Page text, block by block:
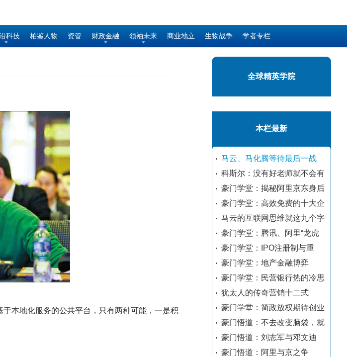
科技 柏鉴人物 资管 财政金融 领袖未来 商业地立 生物战争 学者专栏
本地化服务的公共平台，只有两种可能，一是积
全球精英学院
本栏最新
马云、马化腾等待最后一战
科斯尔：没有好老师就不会有
豪门学堂：揭秘阿里京东身后
豪门学堂：高效免费的十大企
马云的互联网思维就这九个字
豪门学堂：腾讯、阿里“龙虎
豪门学堂：IPO注册制与重
豪门学堂：地产金融博弈
豪门学堂：民营银行热的冷思
犹太人的传奇营销十二式
豪门学堂：简政放权期待创业
豪门悟道：不去改变脑袋，就
豪门悟道：刘志军与邓文迪
豪门悟道：阿里与京之争